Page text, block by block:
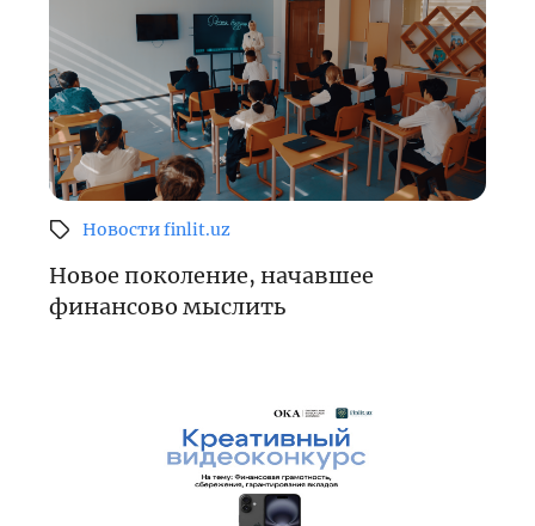
Новости finlit.uz
Новое поколение, начавшее
финансово мыслить